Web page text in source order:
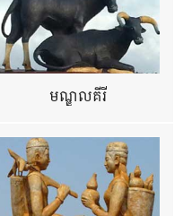
មណ្ឌលគីរី